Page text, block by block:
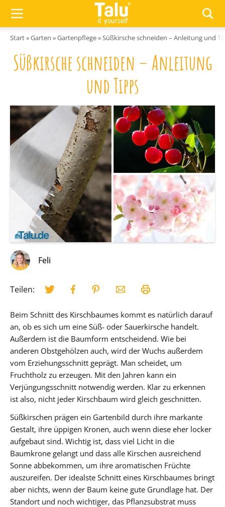
Start»Garten »Gartenpflege»Süßkirsche schneiden – Anleitung und
Süßkirsche schneiden – Anleitung
und Tipps
Feli
Teilen:
Beim Schnitt des Kirschbaumes kommt es natürlich darauf
an, ob es sich um eine Süß- oder Sauerkirsche handelt.
Außerdem ist die Baumform entscheidend. Wie bei
anderen Obstgehölzen auch, wird der Wuchs außerdem
vom Erziehungsschnitt geprägt. Man scheidet, um
Fruchtholz zu erzeugen. Mit den Jahren kann ein
Verjüngungsschnitt notwendig werden. Klar zu erkennen
ist also, nicht jeder Kirschbaum wird gleich geschnitten.
Süßkirschen prägen ein Gartenbild durch ihre markante
Gestalt, ihre üppigen Kronen, auch wenn diese eher locker
aufgebaut sind. Wichtig ist, dass viel Licht in die
Baumkrone gelangt und dass alle Kirschen ausreichend
Sonne abbekommen, um ihre aromatischen Früchte
auszureifen. Der idealste Schnitt eines Kirschbaumes bringt
aber nichts, wenn der Baum keine gute Grundlage hat. Der
Standort und noch wichtiger, das Pflanzsubstrat muss